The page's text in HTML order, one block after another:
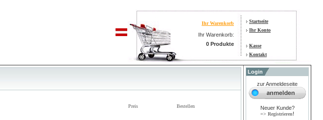
Ihr Warenkorb
Ihr Warenkorb:
0 Produkte
Startseite
Ihr Konto
Kasse
Kontakt
Preis Bestellen
Login
zur Anmeldeseite
Neuer Kunde?
=> Registrieren!